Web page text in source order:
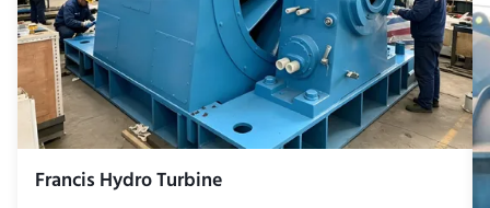
Francis Hydro Turbine